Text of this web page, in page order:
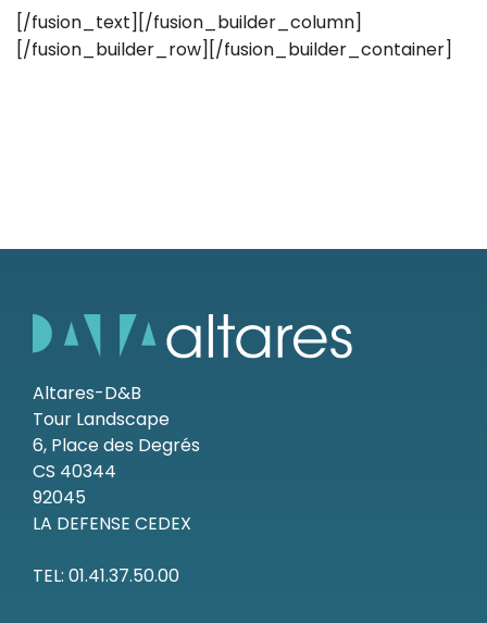
[/fusion_text][/fusion_builder_column]
[/fusion_builder_row][/fusion_builder_container]
Altares-D&B
Tour Landscape
6, Place des Degrés
CS 40344
92045
LA DEFENSE CEDEX
TEL: 01.41.37.50.00